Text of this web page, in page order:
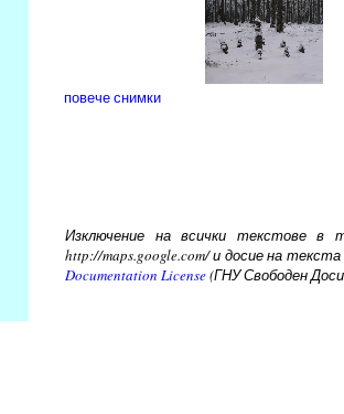
повече снимки
Изключение на всички текстове в
http://maps.google.com/ и досие на
Documentation License(ГНУ Свободен